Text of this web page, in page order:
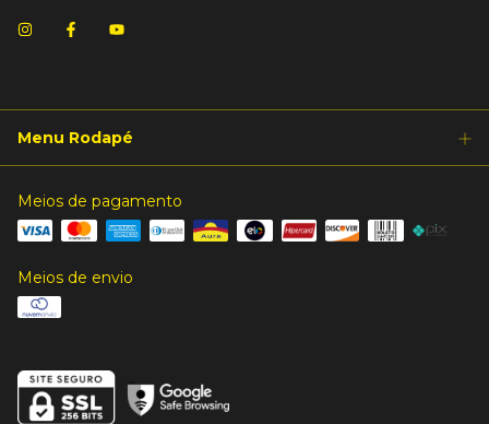
Menu Rodapé
Meios de pagamento
Meios de envio